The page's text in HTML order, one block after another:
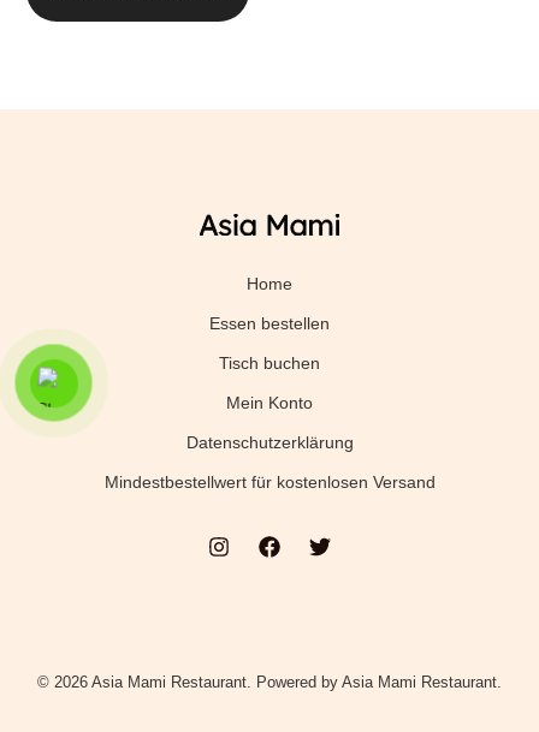
Home
Essen bestellen
Tisch buchen
Mein Konto
Datenschutzerklärung
Mindestbestellwert für kostenlosen Versand
© 2026 Asia Mami Restaurant. Powered by Asia Mami Restaurant.